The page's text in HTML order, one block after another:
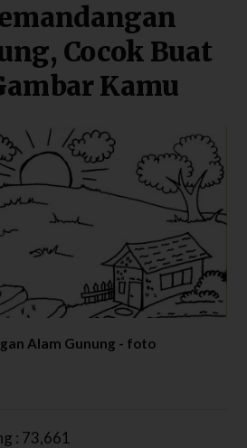
Cocok Buat
Kamu
Alam Gunung - foto
: 73,661